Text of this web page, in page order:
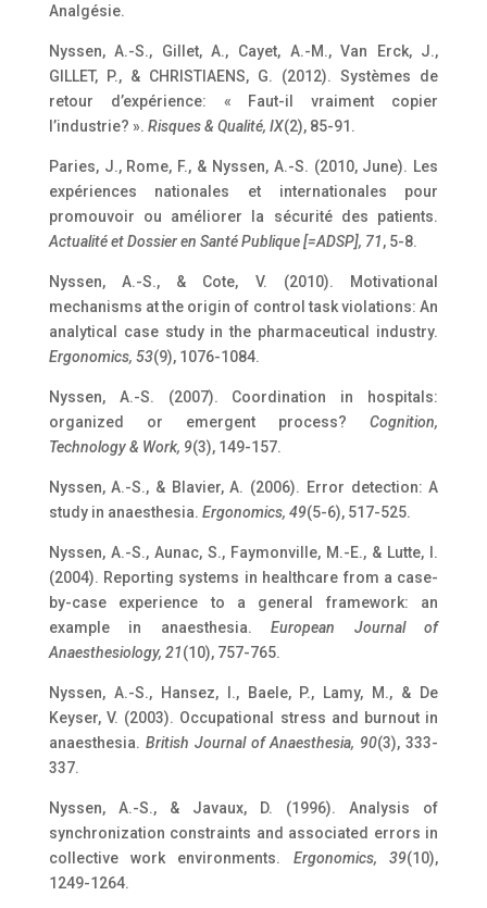
Analgésie.
Nyssen, A.-S., Gillet, A., Cayet, A.-M., Van Erck, J.,
GILLET, P., & CHRISTIAENS, G. (2012). Systèmes de
retour d’expérience: « Faut-il vraiment copier
l’industrie? ». Risques & Qualité, IX(2), 85-91.
Paries, J., Rome, F., & Nyssen, A.-S. (2010, June). Les
expériences nationales et internationales pour
promouvoir ou améliorer la sécurité des patients.
Actualité et Dossier en Santé Publique [=ADSP], 71, 5-8.
Nyssen, A.-S., & Cote, V. (2010). Motivational
mechanisms at the origin of control task violations: An
analytical case study in the pharmaceutical industry.
Ergonomics, 53(9), 1076-1084.
Nyssen, A.-S. (2007). Coordination in hospitals:
organized or emergent process?Cognition,
Technology & Work, 9(3), 149-157.
Nyssen, A.-S., & Blavier, A. (2006). Error detection: A
study in anaesthesia. Ergonomics, 49(5-6), 517-525.
Nyssen, A.-S., Aunac, S., Faymonville, M.-E., & Lutte, I.
(2004). Reporting systems in healthcare from a case-
by-case experience to a general framework: an
example in anaesthesia.European Journal of
Anaesthesiology, 21(10), 757-765.
Nyssen, A.-S., Hansez, I., Baele, P., Lamy, M., & De
Keyser, V. (2003). Occupational stress and burnout in
anaesthesia. British Journal of Anaesthesia, 90(3), 333-
337.
Nyssen, A.-S., & Javaux, D. (1996). Analysis of
synchronization constraints and associated errors in
collective work environments. Ergonomics, 39(10),
1249-1264.